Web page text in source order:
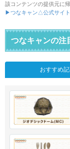
該コンテンツの提供元に
▶つなキャン△公式サイト
つなキャンの注
おすすめ